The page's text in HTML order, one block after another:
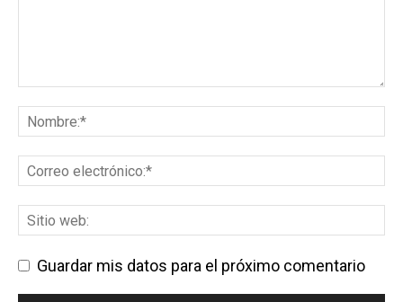
Guardar mis datos para el próximo comentario